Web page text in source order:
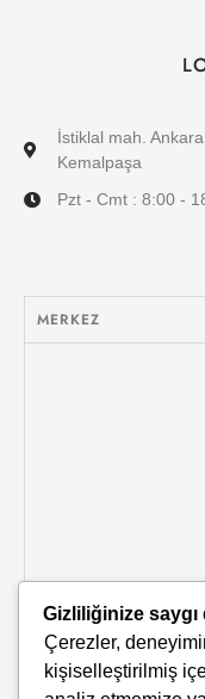
İstiklal mah.
Kemalpaşa
Pzt - Cmt : 8:00 -
MERKEZ
Gizliliğinize
Çerezler,
kişiselleştirilmiş